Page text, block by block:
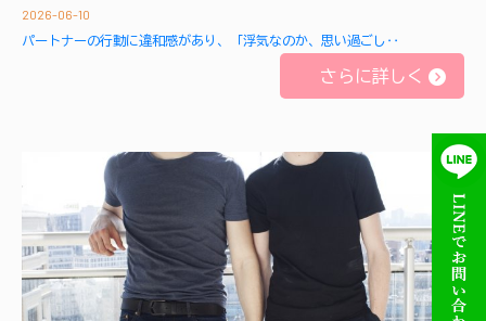
2026-06-10
パートナーの行動に違和感があり、「浮気なのか、思い過ごし‥
さらに詳しく